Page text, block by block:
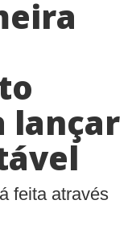
lançar
feita através